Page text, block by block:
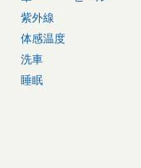
紫外線
体感温度
洗車
睡眠